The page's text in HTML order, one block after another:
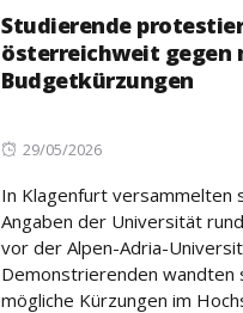
Studierende
österreichweit gegen
Budgetkürzungen
Posted
29/05/2026
In Klagenfurt versammelten
Angaben der Universität
vor der Alpen-Adria-
Demonstrierenden wandten
mögliche Kürzungen im